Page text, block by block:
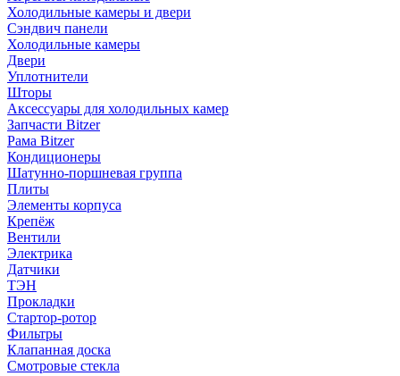
Холодильные камеры и двери
Сэндвич панели
Холодильные камеры
Двери
Уплотнители
Шторы
Аксессуары для холодильных камер
Запчасти Bitzer
Рама Bitzer
Кондиционеры
Шатунно-поршневая группа
Плиты
Элементы корпуса
Крепёж
Вентили
Электрика
Датчики
ТЭН
Прокладки
Стартор-ротор
Фильтры
Клапанная доска
Смотровые стекла